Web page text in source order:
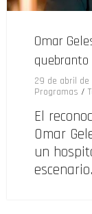
Omar
29 de abril de
Programas /
El
Omar
un
escenario.